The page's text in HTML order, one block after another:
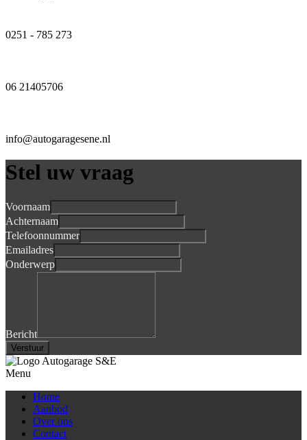
0251 - 785 273
06 21405706
info@autogaragesene.nl
Stel uw vraag
Voornaam
Achternaam
Telefoonnummer
Emailadres
Onderwerp
Bericht
Verstuur
Menu
Home
Aanbod
Over ons
Contact